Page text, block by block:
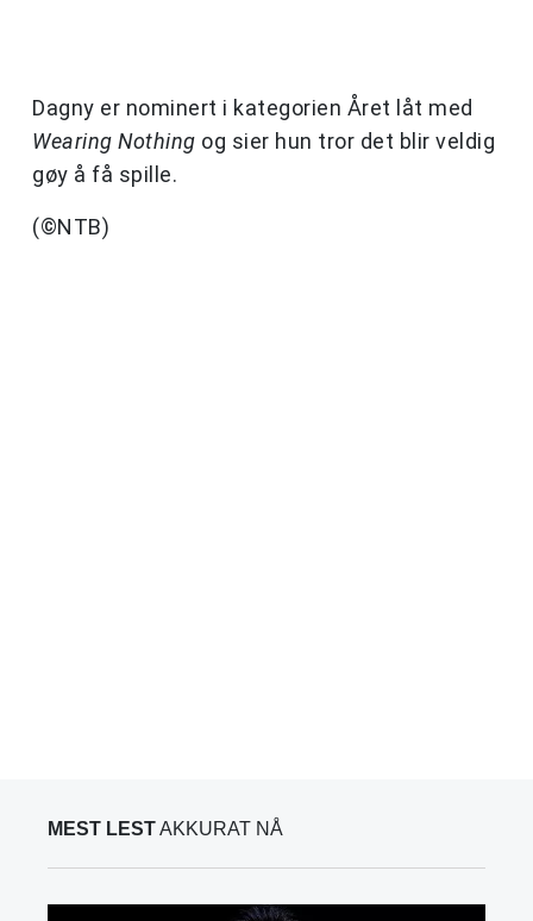
Dagny er nominert i kategorien Året låt med
Wearing Nothing og sier hun tror det blir veldig
gøy å få spille.
(©NTB)
MEST LESTAKKURAT NÅ